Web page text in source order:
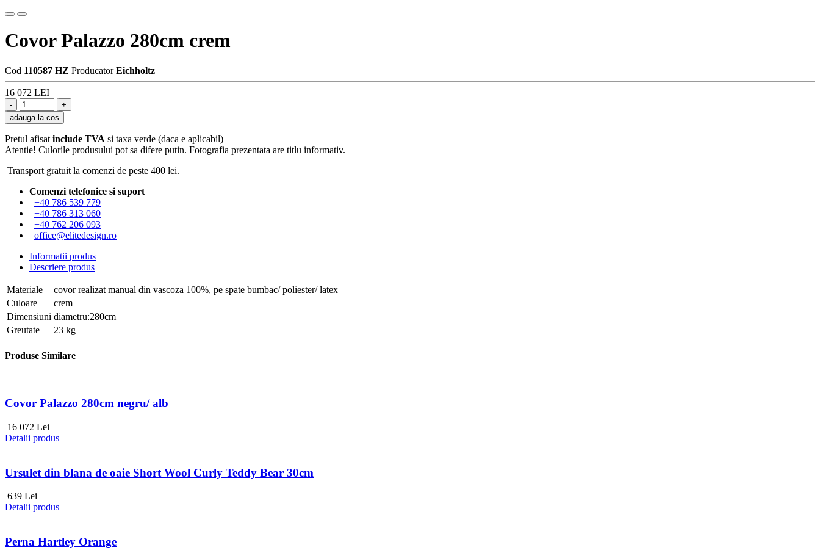
Covor Palazzo 280cm crem
Cod 110587 HZ Producator Eichholtz
16 072 LEI
adauga la cos
Pretul afisat include TVA si taxa verde (daca e aplicabil)
Atentie! Culorile produsului pot sa difere putin. Fotografia prezentata are titlu informativ.
Transport gratuit la comenzi de peste 400 lei.
Comenzi telefonice si suport
+40 786 539 779
+40 786 313 060
+40 762 206 093
office@elitedesign.ro
Informatii produs
Descriere produs
Materiale
covor realizat manual din vascoza 100%, pe spate bumbac/ poliester/ latex
Culoare
crem
Dimensiuni diametru:280cm
Greutate
23 kg
Produse Similare
Covor Palazzo 280cm negru/ alb
16 072 Lei
Detalii produs
Ursulet din blana de oaie Short Wool Curly Teddy Bear 30cm
639 Lei
Detalii produs
Perna Hartley Orange